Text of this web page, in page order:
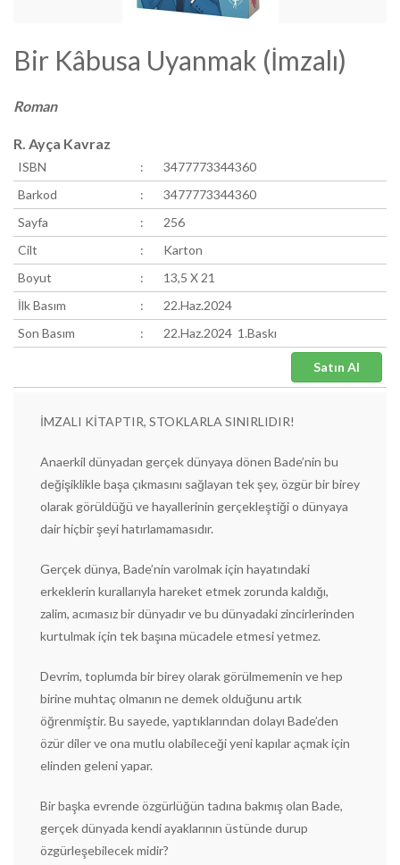
Bir Kâbusa Uyanmak (İmzalı)
Roman
R. Ayça Kavraz
ISBN :
3477773344360
Barkod
:
3477773344360
Sayfa
:
256
Cilt
:
Karton
Boyut
:
13,5 X 21
İlk Basım
:
22.Haz.2024
Son Basım
: 22.Haz.2024 1.Baskı
İMZALI KİTAPTIR, STOKLARLA SINIRLIDIR!
​Anaerkil dünyadan gerçek dünyaya dönen Bade’nin bu
değişiklikle başa çıkmasını sağlayan tek şey, özgür bir birey
olarak görüldüğü ve hayallerinin gerçekleştiği o dünyaya
dair hiçbir şeyi hatırlamamasıdır.
Gerçek dünya, Bade’nin varolmak için hayatındaki
erkeklerin kurallarıyla hareket etmek zorunda kaldığı,
zalim, acımasız bir dünyadır ve bu dünyadaki zincirlerinden
kurtulmak için tek başına mücadele etmesi yetmez.
Devrim, toplumda bir birey olarak görülmemenin ve hep
birine muhtaç olmanın ne demek olduğunu artık
öğrenmiştir. Bu sayede, yaptıklarından dolayı Bade’den
özür diler ve ona mutlu olabileceği yeni kapılar açmak için
elinden geleni yapar.
Bir başka evrende özgürlüğün tadına bakmış olan Bade,
gerçek dünyada kendi ayaklarının üstünde durup
özgürleşebilecek midir?